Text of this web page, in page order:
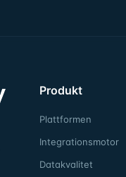
Produkt
Plattformen
Integrationsmotor
Datakvalitet